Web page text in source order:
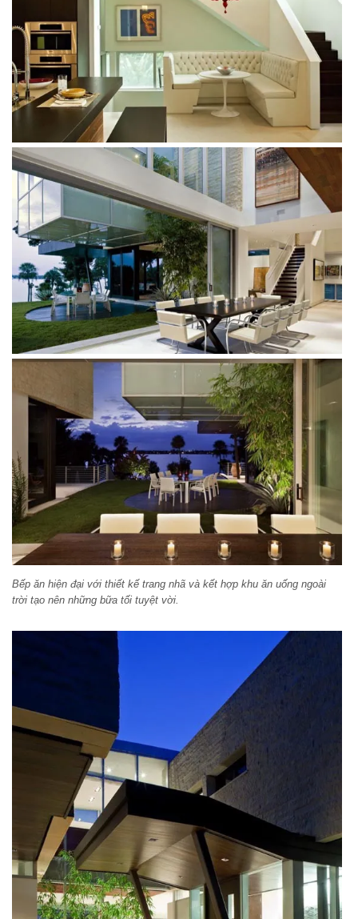
Bếp ăn hiện đại với thiết kế trang nhã và kết hợp khu ăn uống ngoài
trời tạo nên những bữa tối tuyệt vời.